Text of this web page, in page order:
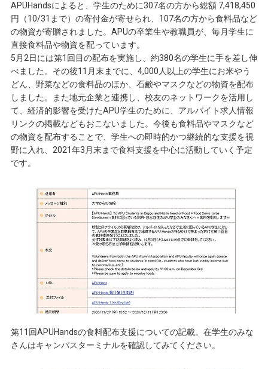
APUHandsによると、学生のために307名の方から総額 7,418,450
円（10/31まで）の寄付金が寄せられ、107名の方から食料品など
の物資が寄贈されました。APUの卒業生や教職員が、毎月学生に
直接食料品や物資を配っています。
5月2日には第1回目の配布を実施し、約380名の学生に手を差し伸
べました。その後11月末までに、4,000人以上の学生にお米やう
どん、野菜などの食料品のほか、石鹸やマスクなどの物資を配布
しました。また地元企業と連携し、校友のネットワークを活用し
て、経済的影響を受けたAPU学生のために、アルバイト求人情報
リンクの掲載などもおこないました。今後も食料品やマスクなど
の物資を配布することで、学生への即時的かつ継続的な支援を視
野に入れ、2021年3月末まで食料支援を中心に活動していく予定
です。
第11回APUHandsの食料配布支援についての記載。在学生のみな
さんはキャンパスターミナルを確認してみてください。